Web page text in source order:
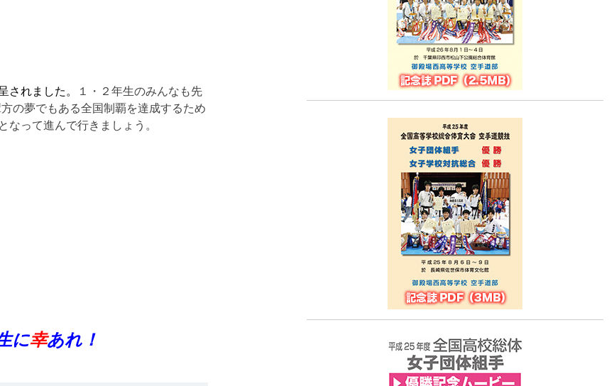
れました。
１・２年生のみんなも先
の夢でもある全国制覇を達成するため
って進んで行きましょう。
に幸あれ！